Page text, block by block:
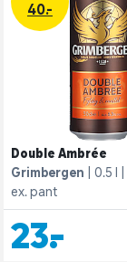
40.-
Double Ambrée
Grimbergen
0.5 l
ex. pant
23,-